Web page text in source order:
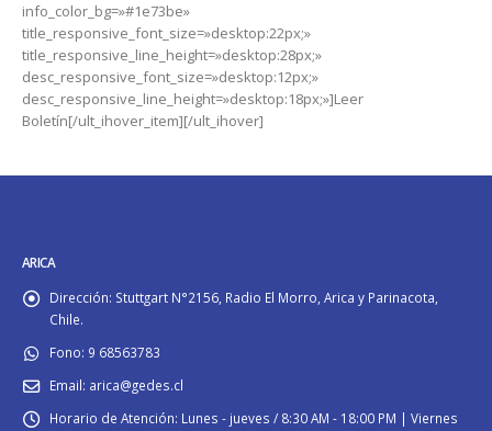
info_color_bg=»#1e73be»
title_responsive_font_size=»desktop:22px;»
title_responsive_line_height=»desktop:28px;»
desc_responsive_font_size=»desktop:12px;»
desc_responsive_line_height=»desktop:18px;»]Leer
Boletín[/ult_ihover_item][/ult_ihover]
ARICA
Dirección: Stuttgart N°2156, Radio El Morro, Arica y Parinacota,
Chile.
Fono: 9 68563783
Email: arica@gedes.cl
Horario de Atención: Lunes - jueves / 8:30 AM - 18:00 PM | Viernes